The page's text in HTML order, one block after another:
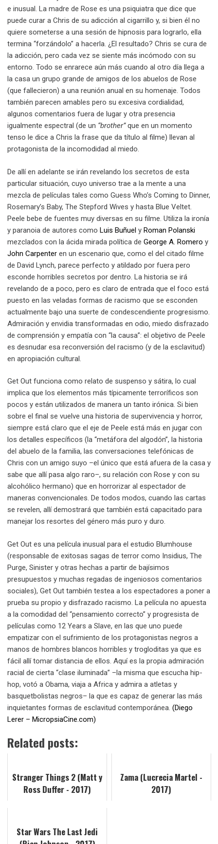
e inusual. La madre de Rose es una psiquiatra que dice que
puede curar a Chris de su adicción al cigarrillo y, si bien él no
quiere someterse a una sesión de hipnosis para lograrlo, ella
termina “forzándolo” a hacerla. ¿El resultado? Chris se cura de
la adicción, pero cada vez se siente más incómodo con su
entorno. Todo se enrarece aún más cuando al otro día llega a
la casa un grupo grande de amigos de los abuelos de Rose
(que fallecieron) a una reunión anual en su homenaje. Todos
también parecen amables pero su excesiva cordialidad,
algunos comentarios fuera de lugar y otra presencia
igualmente espectral (de un “brother”que en un momento
tenso le dice a Chris la frase que da título al filme) llevan al
protagonista de la incomodidad al miedo.
De allí en adelante se irán revelando los secretos de esta
particular situación, cuyo universo trae a la mente a una
mezcla de películas tales como Guess Who’s Coming to Dinner,
Rosemary’s Baby, The Stepford Wives y hasta Blue Veltet.
Peele bebe de fuentes muy diversas en su filme. Utiliza la ironía
y paranoia de autores como Luis Buñuel y Roman Polanski
mezclados con la ácida mirada política de George A. Romero y
John Carpenter en un escenario que, como el del citado filme
de David Lynch, parece perfecto y atildado por fuera pero
esconde horribles secretos por dentro. La historia se irá
revelando de a poco, pero es claro de entrada que el foco está
puesto en las veladas formas de racismo que se esconden
actualmente bajo una suerte de condescendiente progresismo.
Admiración y envidia transformadas en odio, miedo disfrazado
de comprensión y empatía con “la causa”: el objetivo de Peele
es desnudar esa reconversión del racismo (y de la esclavitud)
en apropiación cultural.
Get Out funciona como relato de suspenso y sátira, lo cual
implica que los elementos más típicamente terroríficos son
pocos y están utilizados de manera un tanto irónica. Si bien
sobre el final se vuelve una historia de supervivencia y horror,
siempre está claro que el eje de Peele está más en jugar con
los detalles específicos (la “metáfora del algodón”, la historia
del abuelo de la familia, las conversaciones telefónicas de
Chris con un amigo suyo –el único que está afuera de la casa y
sabe que allí pasa algo raro–, su relación con Rose y con su
alcohólico hermano) que en horrorizar al espectador de
maneras convencionales. De todos modos, cuando las cartas
se revelen, allí demostrará que también está capacitado para
manejar los resortes del género más puro y duro.
Get Out es una película inusual para el estudio Blumhouse
(responsable de exitosas sagas de terror como Insidius, The
Purge, Sinister y otras hechas a partir de bajísimos
presupuestos y muchas regadas de ingeniosos comentarios
sociales), Get Out también testea a los espectadores a poner a
prueba su propio y disfrazado racismo. La película no apuesta
a la comodidad del “pensamiento correcto” y progresista de
películas como 12 Years a Slave, en las que uno puede
empatizar con el sufrimiento de los protagonistas negros a
manos de hombres blancos horribles y trogloditas ya que es
fácil allí tomar distancia de ellos. Aquí es la propia admiración
racial de cierta “clase iluminada” –la misma que escucha hip-
hop, votó a Obama, viaja a Africa y admira a atletas y
basquetbolistas negros– la que es capaz de generar las más
inquietantes formas de esclavitud contemporánea. (Diego
Lerer – MicropsiaCine.com)
Related posts:
Stranger Things 2 (Matt y
Ross Duffer - 2017)
Zama (Lucrecia Martel -
2017)
Star Wars The Last Jedi